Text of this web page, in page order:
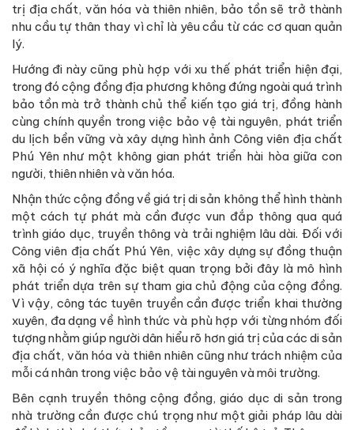
trị địa chất, văn hóa và thiên nhiên, bảo tồn sẽ trở thành
nhu cầu tự thân thay vì chỉ là yêu cầu từ các cơ quan quản
lý.
Hướng đi này cũng phù hợp với xu thế phát triển hiện đại,
trong đó cộng đồng địa phương không đứng ngoài quá trình
bảo tồn mà trở thành chủ thể kiến tạo giá trị, đồng hành
cùng chính quyền trong việc bảo vệ tài nguyên, phát triển
du lịch bền vững và xây dựng hình ảnh Công viên địa chất
Phú Yên như một không gian phát triển hài hòa giữa con
người, thiên nhiên và văn hóa.
Nhận thức cộng đồng về giá trị di sản không thể hình thành
một cách tự phát mà cần được vun đắp thông qua quá
trình giáo dục, truyền thông và trải nghiệm lâu dài. Đối với
Công viên địa chất Phú Yên, việc xây dựng sự đồng thuận
xã hội có ý nghĩa đặc biệt quan trọng bởi đây là mô hình
phát triển dựa trên sự tham gia chủ động của cộng đồng.
Vì vậy, công tác tuyên truyền cần được triển khai thường
xuyên, đa dạng về hình thức và phù hợp với từng nhóm đối
tượng nhằm giúp người dân hiểu rõ hơn giá trị của các di sản
địa chất, văn hóa và thiên nhiên cũng như trách nhiệm của
mỗi cá nhân trong việc bảo vệ tài nguyên và môi trường.
Bên cạnh truyền thông cộng đồng, giáo dục di sản trong
nhà trường cần được chú trọng như một giải pháp lâu dài